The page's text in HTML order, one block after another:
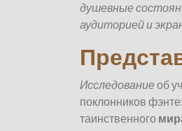
душевные
аудиторией и
Исследованиеоб
поклонников
таинственного